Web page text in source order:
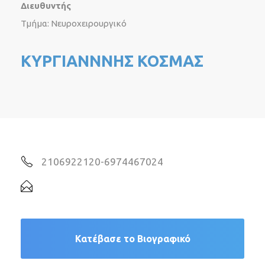
Διευθυντής
Τμήμα: Νευροχειρουργικό
ΚΥΡΓΙΑΝΝΝΗΣ ΚΟΣΜΑΣ
2106922120-6974467024
Κατέβασε το Βιογραφικό